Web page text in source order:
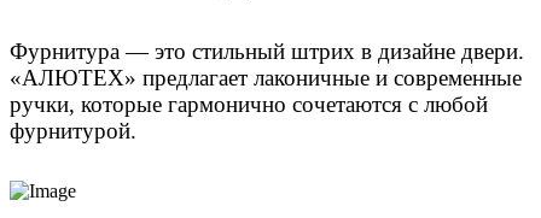
Фурнитура — это стильный штрих в дизайне двери.
«АЛЮТЕХ» предлагает лаконичные и современные
ручки, которые гармонично сочетаются с любой
фурнитурой.